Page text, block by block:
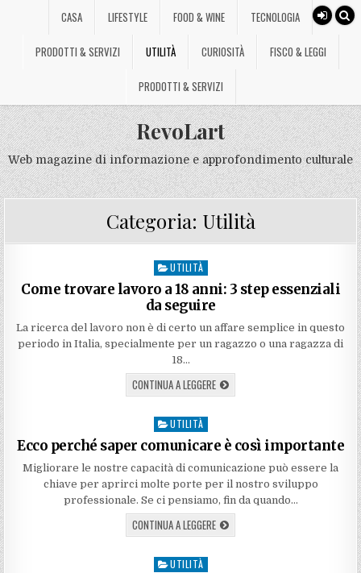
CASA LIFESTYLE FOOD & WINE TECNOLOGIA
PRODOTTI & SERVIZI UTILITÀ CURIOSITÀ FISCO & LEGGI
PRODOTTI & SERVIZI
RevoLart
Web magazine di informazione e approfondimento culturale
Categoria: Utilità
Posted
in
UTILITÀ
Come trovare lavoro a 18 anni: 3 step essenziali
da seguire
La ricerca del lavoro non è di certo un affare semplice in questo
periodo in Italia, specialmente per un ragazzo o una ragazza di
18…
CONTINUA A LEGGERE
Posted
in
UTILITÀ
Ecco perché saper comunicare è così importante
Migliorare le nostre capacità di comunicazione può essere la
chiave per aprirci molte porte per il nostro sviluppo
professionale. Se ci pensiamo, fin da quando…
CONTINUA A LEGGERE
Posted
UTILITÀ